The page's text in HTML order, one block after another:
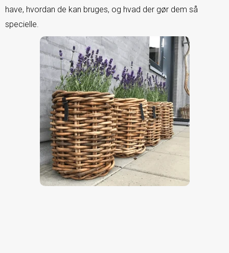
have, hvordan de kan bruges, og hvad der gør dem så
specielle.